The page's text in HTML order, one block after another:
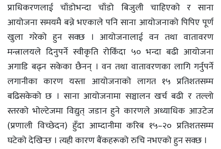
प्राधिकरणलाई चाँडोभन्दा चाँडो बिजुली चाहिएको र साना
आयोजना समयमै बन्ने भएकाले पनि साना आयोजनाको पिपिए पूर्ण
खुला गरेको हुन सक्छ । आयोजनालाई वन तथा वातावरण
मन्त्रालयले दिनुपर्ने स्वीकृति रोकिँदा ५० भन्दा बढी आयोजना
अगाडि बढ्न सकेका छैनन् । वन तथा वातावरणका लागि गर्नुपर्ने
लगानीका कारण यस्ता आयोजनाको लागत १५ प्रतिशतसम्म
बढिसकेको छ । साना आयोजनामा सञ्चालन खर्च बढी र तल्लो
स्तरको भोल्टेजमा विद्युत् जडान हुने कारणले अध्याधिक आउटेज
(प्रणाली विच्छेदन) हुँदा आम्दानीमा करिब १५–२० प्रतिशतसम्म
घटेको देखिन्छ । त्यही कारण बैंकहरूको रुचि नभएको हुन सक्छ ।